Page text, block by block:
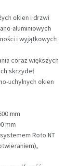
okien i drzwi
aluminiowych
i wyjątkowych
coraz większych
skrzydeł
uchylnych okien
mm
mm
Roto NT